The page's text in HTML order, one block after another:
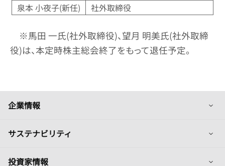
泉本 小夜子(新任)
社外取締役
※馬田 一氏(社外取締役)、望月 明美氏(社外取締
役)は、本定時株主総会終了をもって退任予定。
企業情報 列
サステナビリティ 列
投資家情報 列